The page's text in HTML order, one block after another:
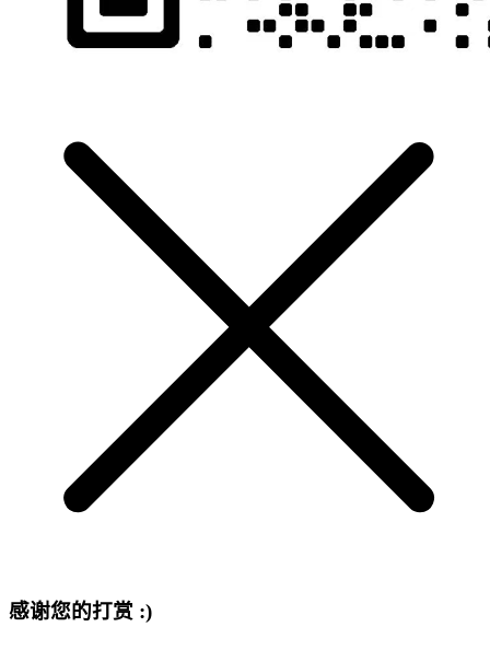
感谢您的打赏 :)